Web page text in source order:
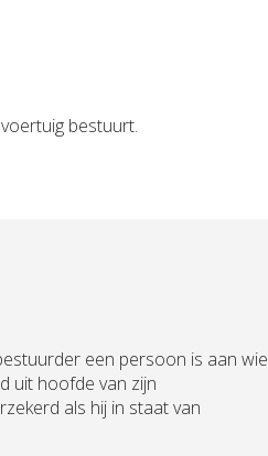
bestuurt.
een persoon is aan wie
uit hoofde van zijn
als hij in staat van